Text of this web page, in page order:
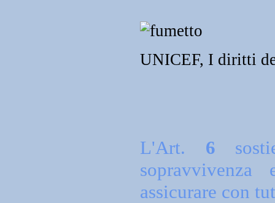
UNICEF, I diritti
L'Art. 6
assicurare con